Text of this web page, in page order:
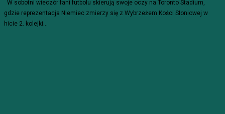
gdzie reprezentacja Niemiec zmierzy się z Wybrzeżem Kości Słoniowej w
hicie 2. kolejki...